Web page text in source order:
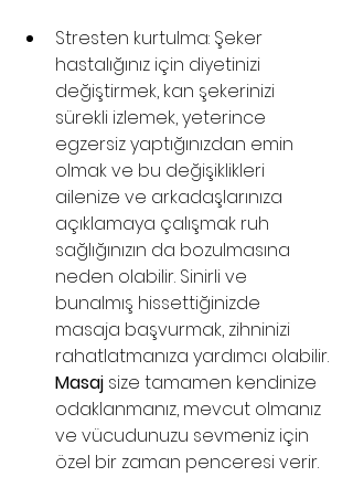
Stresten kurtulma: Şeker
hastalığınız için diyetinizi
değiştirmek, kan şekerinizi
sürekli izlemek, yeterince
egzersiz yaptığınızdan emin
olmak ve bu değişiklikleri
ailenize ve arkadaşlarınıza
açıklamaya çalışmak ruh
sağlığınızın da bozulmasına
neden olabilir. Sinirli ve
bunalmış hissettiğinizde
masaja başvurmak, zihninizi
rahatlatmanıza yardımcı olabilir.
Masaj size tamamen kendinize
odaklanmanız, mevcut olmanız
ve vücudunuzu sevmeniz için
özel bir zaman penceresi verir.